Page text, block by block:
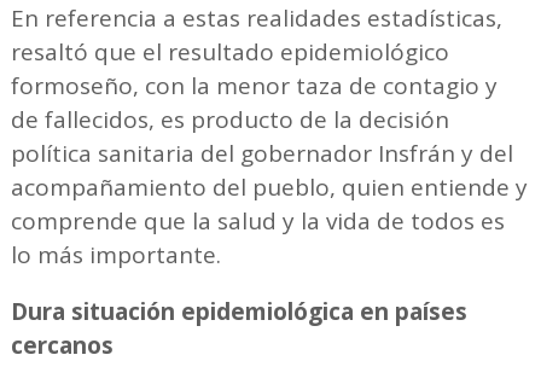
En referencia a estas realidades estadísticas,
resaltó que el resultado epidemiológico
formoseño, con la menor taza de contagio y
de fallecidos, es producto de la decisión
política sanitaria del gobernador Insfrán y del
acompañamiento del pueblo, quien entiende y
comprende que la salud y la vida de todos es
lo más importante.
Dura situación epidemiológica en países
cercanos